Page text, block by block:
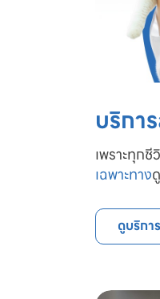
บริกา
เพราะทุกชี
เฉพาะทาง
ดูบริกา